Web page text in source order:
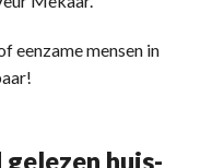
eenzame mensen in
huis-